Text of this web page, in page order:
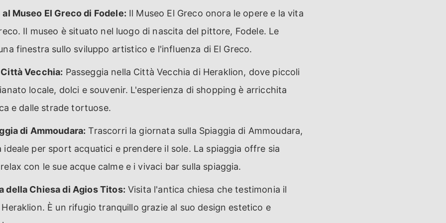
Museo El Greco di Fodele: Il Museo El Greco onora le opere e la vita
Il museo è situato nel luogo di nascita del pittore, Fodele. Le
finestra sullo sviluppo artistico e l'influenza di El Greco.
Vecchia: Passeggia nella Città Vecchia di Heraklion, dove piccoli
locale, dolci e souvenir. L'esperienza di shopping è arricchita
e dalle strade tortuose.
di Ammoudara: Trascorri la giornata sulla Spiaggia di Ammoudara,
ideale per sport acquatici e prendere il sole. La spiaggia offre sia
con le sue acque calme e i vivaci bar sulla spiaggia.
della Chiesa di Agios Titos: Visita l'antica chiesa che testimonia il
È un rifugio tranquillo grazie al suo design estetico e